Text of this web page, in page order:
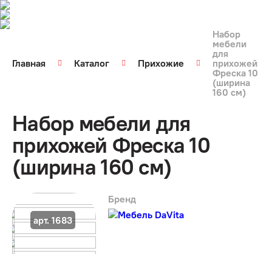
Главная Каталог Прихожие
Набор
мебели
для
прихожей
Фреска 10
(ширина
160 см)
Набор мебели для
прихожей Фреска 10
(ширина 160 см)
арт. 1683
Бренд